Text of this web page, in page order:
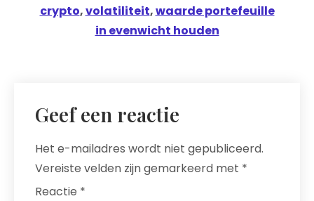
crypto,volatiliteit,waarde portefeuille
in evenwicht houden
Geef een reactie
Het e-mailadres wordt niet gepubliceerd.
Vereiste velden zijn gemarkeerd met *
Reactie *